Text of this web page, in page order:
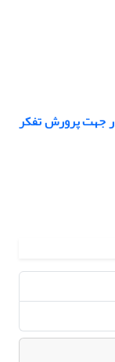
جهت پرورش تفکر